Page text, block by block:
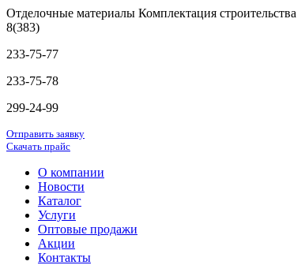
Отделочные материалы Комплектация строительства
8(383)
233-75-77
233-75-78
299-24-99
Отправить заявку
Скачать прайс
О компании
Новости
Каталог
Услуги
Оптовые продажи
Акции
Контакты